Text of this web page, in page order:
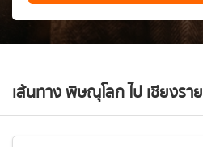
เส้นทาง พิษณุโลก ไป เชียงราย